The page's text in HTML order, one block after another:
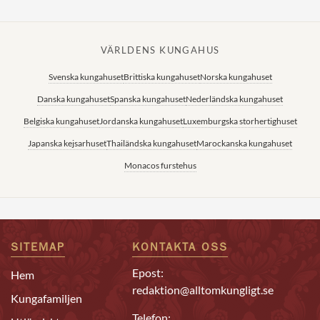
VÄRLDENS KUNGAHUS
Svenska kungahusetBrittiska kungahusetNorska kungahuset
Danska kungahusetSpanska kungahusetNederländska kungahuset
Belgiska kungahusetJordanska kungahusetLuxemburgska storhertighuset
Japanska kejsarhusetThailändska kungahusetMarockanska kungahuset
Monacos furstehus
SITEMAP
Hem
Kungafamiljen
KONTAKTA OSS
Epost:
redaktion@alltomkungligt.se